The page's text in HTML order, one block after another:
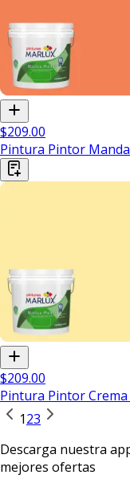
$209.00
Pintura Pintor
$209.00
Pintura Pintor Crema
123
Descarga nuestra
mejores ofertas